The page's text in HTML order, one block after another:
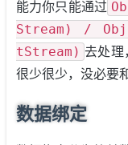
能力你只能通过
Stream) /
tStream) 去处理
很少很少，没必要
数据绑定